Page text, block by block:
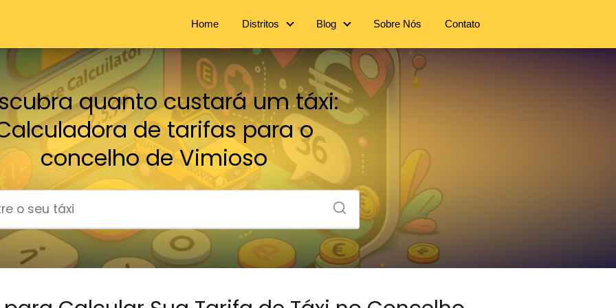
Home Distritos Blog Sobre Nós Contato
quanto custará um táxi:
de tarifas para o
concelho de Vimioso